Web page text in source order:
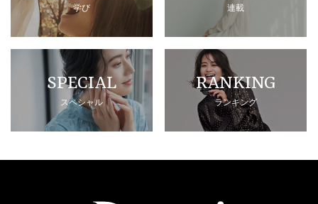
学び 連載
SPECIAL
スペシャル
RANKING
ランキング